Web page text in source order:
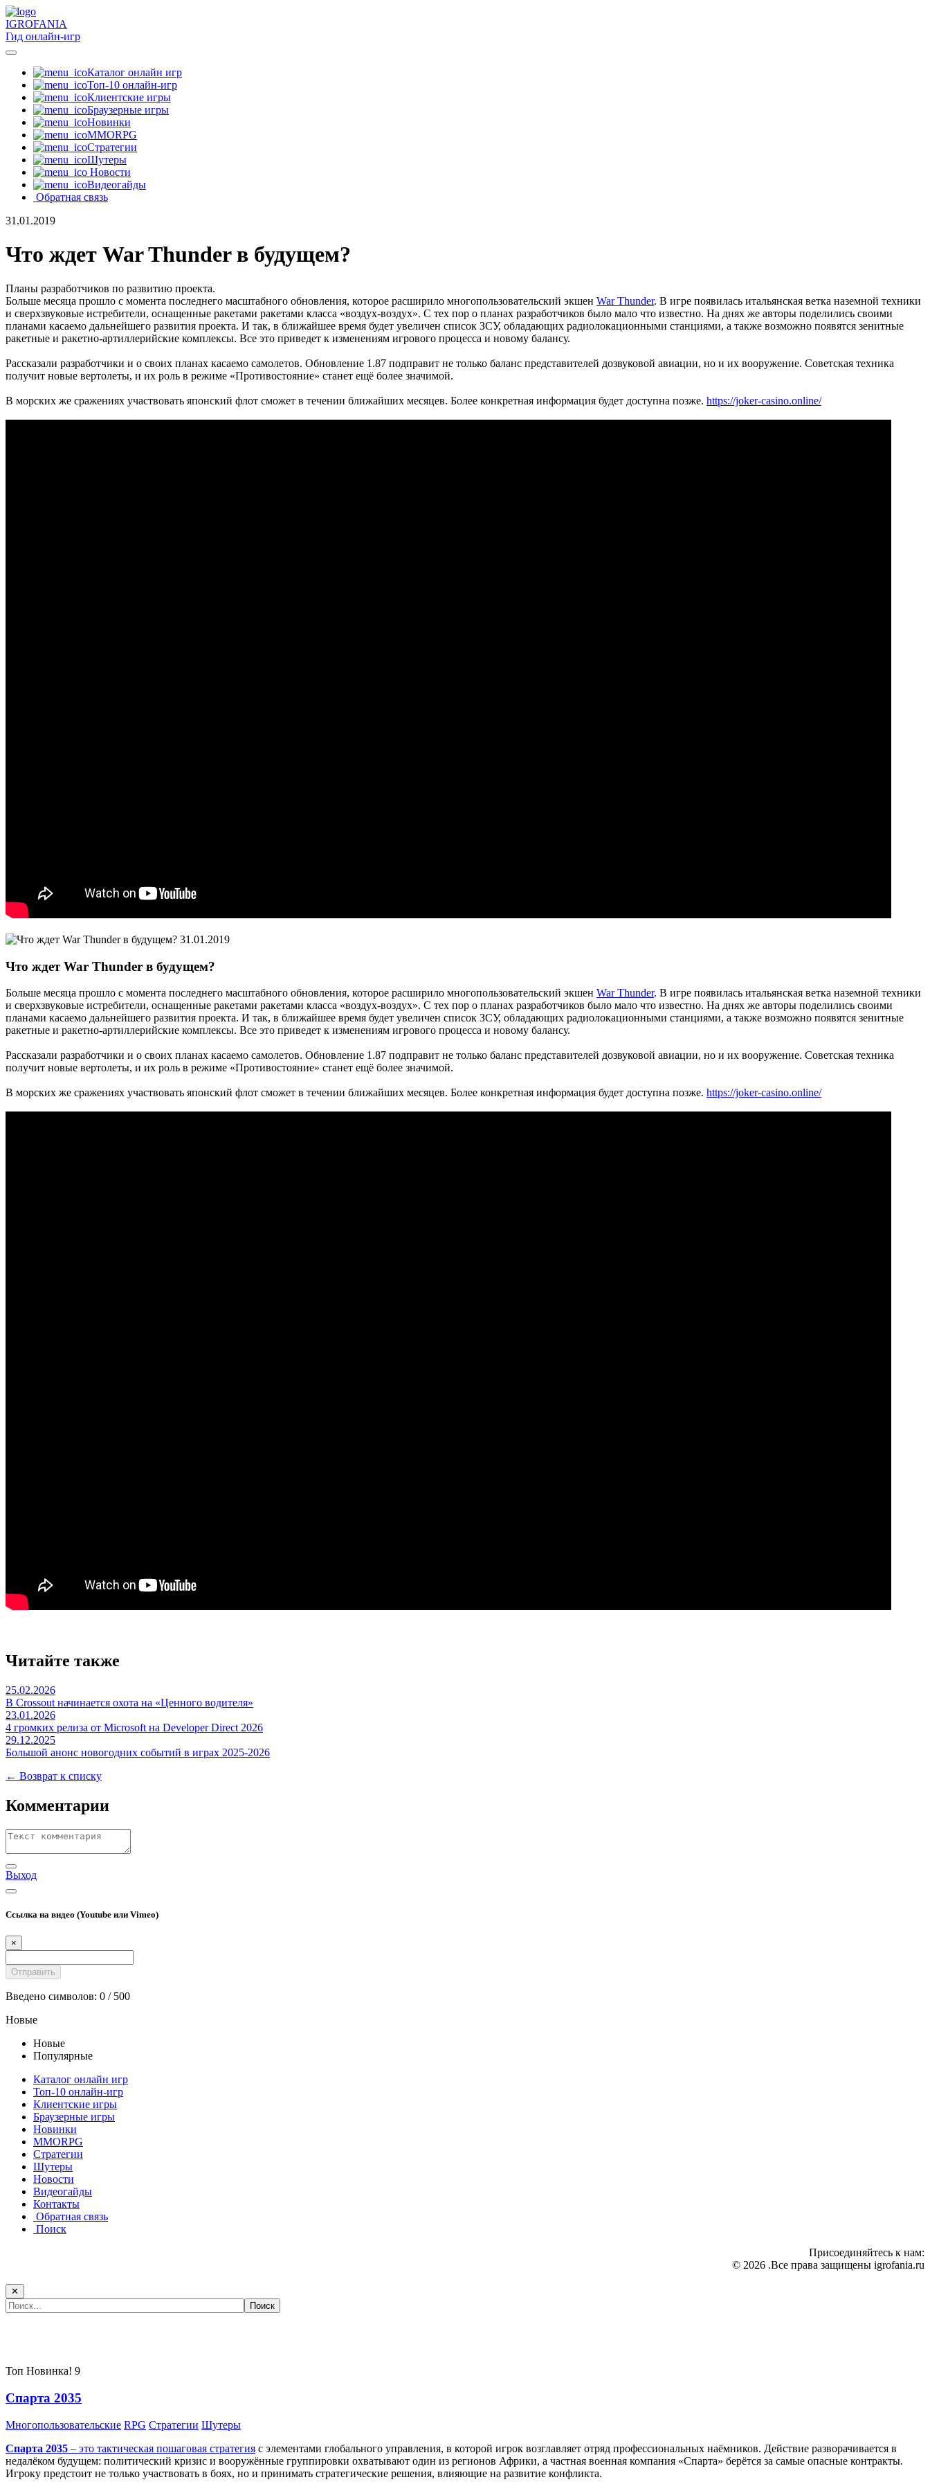
IGROFANIA
Гид онлайн-игр
Каталог онлайн игр
Топ-10 онлайн-игр
Клиентские игры
Браузерные игры
Новинки
MMORPG
Стратегии
Шутеры
Новости
Видеогайды
Обратная связь
31.01.2019
Что ждет War Thunder в будущем?
Планы разработчиков по развитию проекта.
Больше месяца прошло с момента последнего масштабного обновления, которое расширило многопользовательский экшен War Thunder. В игре появилась итальянская ветка наземной техники
и сверхзвуковые истребители, оснащенные ракетами ракетами класса «воздух-воздух». С тех пор о планах разработчиков было мало что известно. На днях же авторы поделились своими
планами касаемо дальнейшего развития проекта. И так, в ближайшее время будет увеличен список ЗСУ, обладающих радиолокационными станциями, а также возможно появятся зенитные
ракетные и ракетно-артиллерийские комплексы. Все это приведет к изменениям игрового процесса и новому балансу.
Рассказали разработчики и о своих планах касаемо самолетов. Обновление 1.87 подправит не только баланс представителей дозвуковой авиации, но и их вооружение. Советская техника
получит новые вертолеты, и их роль в режиме «Противостояние» станет ещё более значимой.
В морских же сражениях участвовать японский флот сможет в течении ближайших месяцев. Более конкретная информация будет доступна позже. https://joker-casino.online/
31.01.2019
Что ждет War Thunder в будущем?
Больше месяца прошло с момента последнего масштабного обновления, которое расширило многопользовательский экшен War Thunder. В игре появилась итальянская ветка наземной техники
и сверхзвуковые истребители, оснащенные ракетами ракетами класса «воздух-воздух». С тех пор о планах разработчиков было мало что известно. На днях же авторы поделились своими
планами касаемо дальнейшего развития проекта. И так, в ближайшее время будет увеличен список ЗСУ, обладающих радиолокационными станциями, а также возможно появятся зенитные
ракетные и ракетно-артиллерийские комплексы. Все это приведет к изменениям игрового процесса и новому балансу.
Рассказали разработчики и о своих планах касаемо самолетов. Обновление 1.87 подправит не только баланс представителей дозвуковой авиации, но и их вооружение. Советская техника
получит новые вертолеты, и их роль в режиме «Противостояние» станет ещё более значимой.
В морских же сражениях участвовать японский флот сможет в течении ближайших месяцев. Более конкретная информация будет доступна позже. https://joker-casino.online/
Читайте также
25.02.2026
В Crossout начинается охота на «Ценного водителя»
23.01.2026
4 громких релиза от Microsoft на Developer Direct 2026
29.12.2025
Большой анонс новогодних событий в играх 2025-2026
← Возврат к списку
Комментарии
Выход
Ссылка на видео (Youtube или Vimeo)
×
Введено символов: 0 / 500
Новые
Новые
Популярные
Каталог онлайн игр
Топ-10 онлайн-игр
Клиентские игры
Браузерные игры
Новинки
MMORPG
Стратегии
Шутеры
Новости
Видеогайды
Контакты
Обратная связь
Поиск
Присоединяйтесь к нам:
© 2026 .Все права защищены igrofania.ru
✕
Топ Новинка! 9
Спарта 2035
Многопользовательские RPG Стратегии Шутеры
Спарта 2035 – это тактическая пошаговая стратегия с элементами глобального управления, в которой игрок возглавляет отряд профессиональных наёмников. Действие разворачивается в
недалёком будущем: политический кризис и вооружённые группировки охватывают один из регионов Африки, а частная военная компания «Спарта» берётся за самые опасные контракты.
Игроку предстоит не только участвовать в боях, но и принимать стратегические решения, влияющие на развитие конфликта.